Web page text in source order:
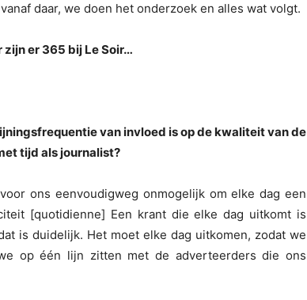
daar, we doen het onderzoek en alles wat volgt.
zijn er 365 bij Le Soir…
van invloed is op de kwaliteit van de
tijd als journalist?
ons eenvoudigweg onmogelijk om elke dag een
[quotidienne] Een krant die elke dag uitkomt is
is duidelijk. Het moet elke dag uitkomen, zodat we
op één lijn zitten met de adverteerders die ons